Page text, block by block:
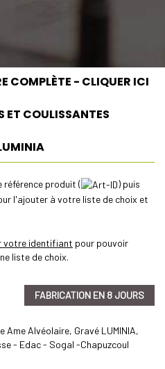
COMPLÈTE - CLIQUER ICI
ET COULISSANTES
référence produit (
) puis
l'ajouter à votre liste de choix et
votre identifiant pour pouvoir
liste de choix.
FABRICATION EN 8 JOURS
Ame Alvéolaire, Gravé LUMINIA,
- Edac - Sogal -Chapuzcoul